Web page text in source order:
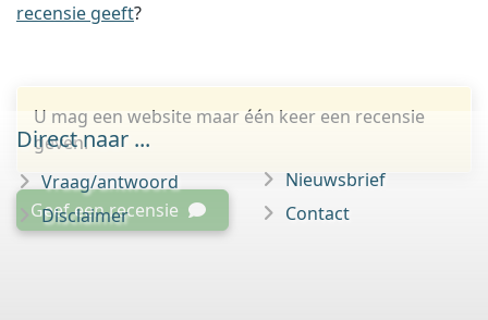
recensie geeft?
U mag een website maar één keer een recensie
geven.
Geef een recensie
Direct naar ...
Vraag/antwoord
Disclaimer
Nieuwsbrief
Contact